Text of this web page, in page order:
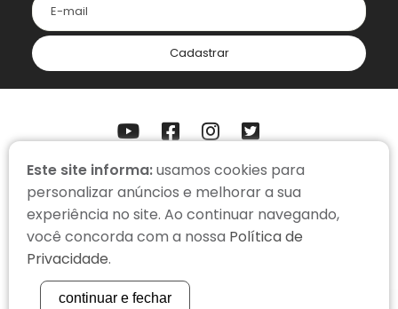
Cadastrar
ONDE ESTAMOS
Somos uma organização virtual, com colaboradores em home
office.
contato@cacadorderecompensas.org.br
(51) 3334-3366
Este site informa:usamos cookies para
personalizar anúncios e melhorar a sua
experiência no site. Ao continuar navegando,
você concorda com a nossa Política de
Privacidade.
continuar e fechar